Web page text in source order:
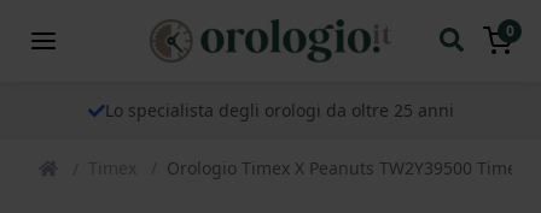
0
Lo specialista degli orologi da oltre 25 anni
Timex Orologio Timex X Peanuts TW2Y39500 Timex